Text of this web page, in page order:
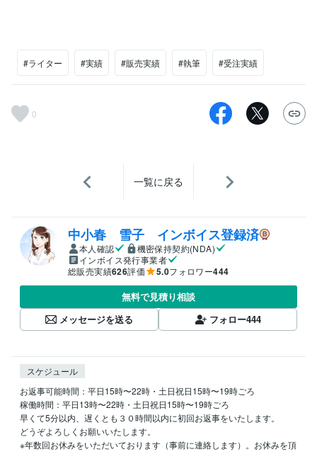
#ライター #実績 #販売実績 #執筆 #受注実績
0
一覧に戻る
中小春 雪子 インボイス登録済
本人確認
機密保持契約(NDA)
インボイス発行事業者
総販売実績626評価 5.0フォロワー444
無料で見積り相談
メッセージを送る
フォロー444
スケジュール
お返事可能時間：平日15時〜22時・土日祝日15時〜19時ごろ
稼働時間：平日13時〜22時・土日祝日15時〜19時ごろ
早くて5分以内、遅くとも３０時間以内に初回お返事をいたします。
どうぞよろしくお願いいたします。
※年数回お休みをいただいております（事前に連絡します）。お休みを頂